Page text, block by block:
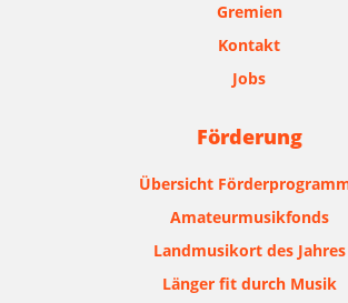
Gremien
Kontakt
Jobs
Förderung
Übersicht
Amateurmusikfonds
Landmusikort des Jahres
Länger fit durch Musik